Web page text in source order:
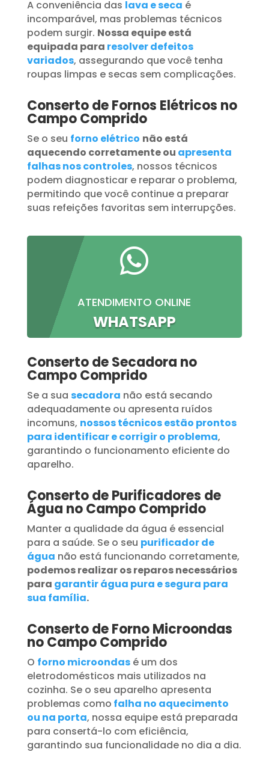
A conveniência das lava e seca é
incomparável, mas problemas técnicos
podem surgir. Nossa equipe está
equipada para resolver defeitos
variados, assegurando que você tenha
roupas limpas e secas sem complicações.
Conserto de Fornos Elétricos no
Campo Comprido
Se o seu forno elétrico não está
aquecendo corretamente ou apresenta
falhas nos controles, nossos técnicos
podem diagnosticar e reparar o problema,
permitindo que você continue a preparar
suas refeições favoritas sem interrupções.

ATENDIMENTO ONLINE
WHATSAPP
Conserto de Secadora no
Campo Comprido
Se a sua secadora não está secando
adequadamente ou apresenta ruídos
incomuns, nossos técnicos estão prontos
para identificar e corrigir o problema,
garantindo o funcionamento eficiente do
aparelho.
Conserto de Purificadores de
Água no Campo Comprido
Manter a qualidade da água é essencial
para a saúde. Se o seu purificador de
água não está funcionando corretamente,
podemos realizar os reparos necessários
para garantir água pura e segura para
sua família.
Conserto de Forno Microondas
no Campo Comprido
O forno microondasé um dos
eletrodomésticos mais utilizados na
cozinha. Se o seu aparelho apresenta
problemas como falha no aquecimento
ou na porta, nossa equipe está preparada
para consertá-lo com eficiência,
garantindo sua funcionalidade no dia a dia.